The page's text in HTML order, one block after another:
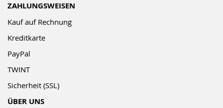
ZAHLUNGSWEISEN
Kauf auf Rechnung
Kreditkarte
PayPal
TWINT
Sicherheit (SSL)
ÜBER UNS